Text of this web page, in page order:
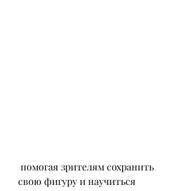
свою фигуру и научиться